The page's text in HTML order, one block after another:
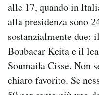
Hai bisogno di aiuto?
Esci
alle 17, quando in
alla presidenza sono
sostanzialmente due:
Boubacar Keita e il
Soumaila Cisse. Non
chiaro favorito. Se